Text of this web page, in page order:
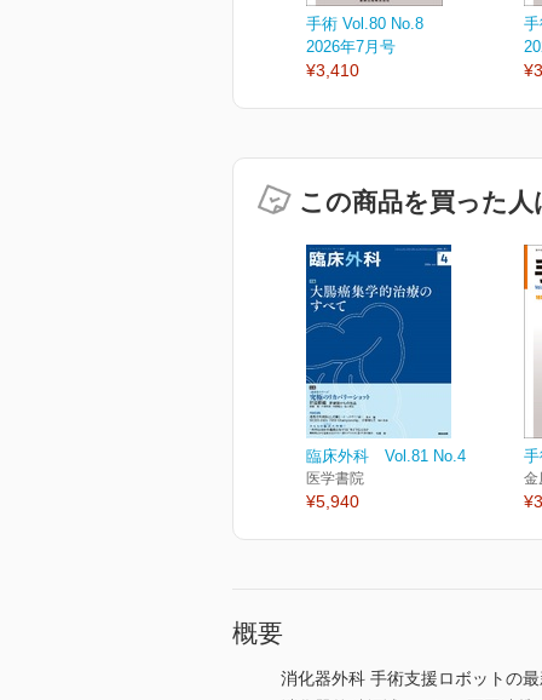
手術 Vol.80 No.8
2026年7月号
¥3,410
この商品を買った
臨床外科 Vol.81 No.4
医学書院
¥5,940
金
概要
消化器外科 手術支援ロボットの